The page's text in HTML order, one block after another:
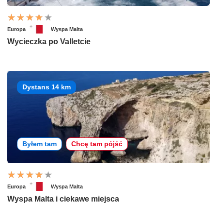
Europa Wyspa Malta
Wycieczka po Valletcie
Dystans 14 km
Byłem tam Chcę tam pójść
Europa Wyspa Malta
Wyspa Malta i ciekawe miejsca